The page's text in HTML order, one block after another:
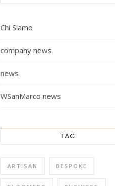
Chi Siamo
company news
news
WSanMarco news
TAG
ARTISAN BESPOKE